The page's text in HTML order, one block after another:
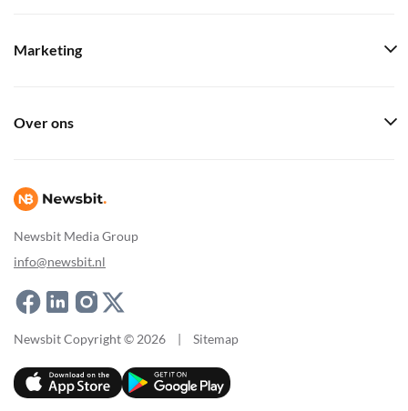
Newsbit Media Group
info@newsbit.nl
Marketing
Over ons
Newsbit Copyright © 2026 | Sitemap